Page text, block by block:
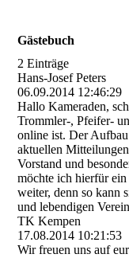
Gästebuch
2 Einträge
Hans-Josef Peters
06.09.2014 12:46:29
Hallo Kameraden,
Trommler-, Pfeifer-
online ist. Der
aktuellen
Vorstand und
möchte ich hierfür
weiter, denn so kann
und lebendigen
TK Kempen
17.08.2014 10:21:53
Wir freuen uns auf